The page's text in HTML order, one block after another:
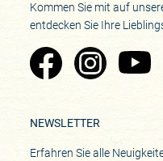
Kommen Sie mit auf
entdecken Sie Ihre
Zu Pinard'sZu Pinard's
NEWSLETTER
Erfahren Sie alle